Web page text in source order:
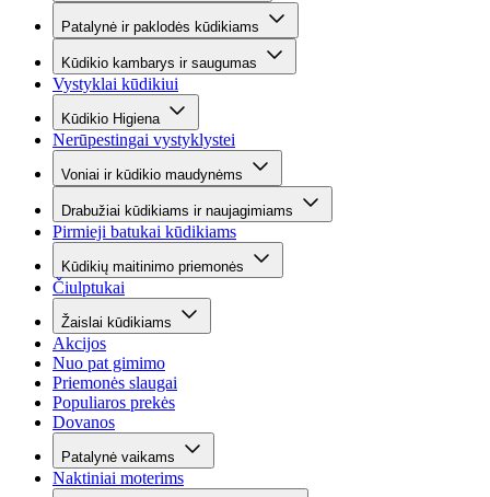
Patalynė ir paklodės kūdikiams
Kūdikio kambarys ir saugumas
Vystyklai kūdikiui
Kūdikio Higiena
Nerūpestingai vystyklystei
Voniai ir kūdikio maudynėms
Drabužiai kūdikiams ir naujagimiams
Pirmieji batukai kūdikiams
Kūdikių maitinimo priemonės
Čiulptukai
Žaislai kūdikiams
Akcijos
Nuo pat gimimo
Priemonės slaugai
Populiaros prekės
Dovanos
Patalynė vaikams
Naktiniai moterims